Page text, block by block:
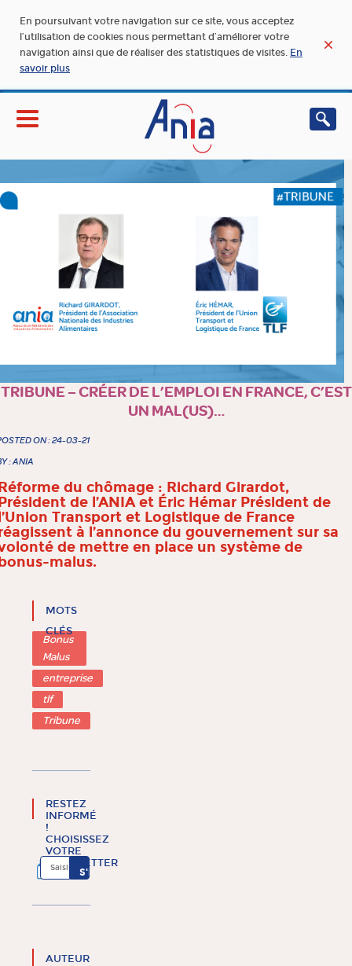
En poursuivant votre navigation sur ce site, vous acceptez
l’utilisation de cookies nous permettant d’améliorer votre
navigation ainsi que de réaliser des statistiques de visites. En
savoir plus
TRIBUNE – CRÉER DE L’EMPLOI EN FRANCE, C’EST
UN MAL(US)…
ON : 24-03-21
: ANIA
du chômage : Richard Girardot,
de l’ANIA et Éric Hémar Président de
Transport et Logistique de France
à l’annonce du gouvernement sur sa
de mettre en place un système de
malus.
MOTS
CLÉS
Bonus
Malus
entreprise
tlf
Tribune
RESTEZ
INFORMÉ
!
CHOISISSEZ
VOTRE
NEWSLETTER
AUTEUR